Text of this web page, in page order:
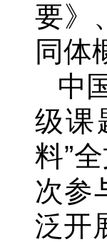
要》
同体
中
级课
料”
次参
泛开